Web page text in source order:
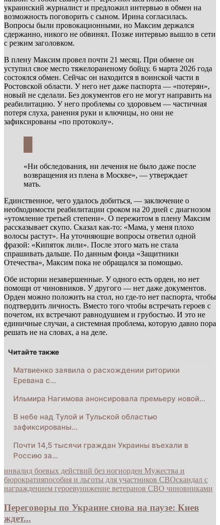
украинский журналист и предложил интервью в обмен на
возможность поговорить с сыном. Ирина согласилась.
Вопросы были провокационными, но Максим держался
сдержанно, никого не обвинял. Позже интервью вышло в сети
с резким заголовком.
В плену Максим провел почти 21 месяц. При обмене он
уступил свое место тяжелораненому бойцу. 6 марта 2026 года
состоялся обмен. Сейчас он находится в воинской части в
Ростовской области. У него нет даже паспорта — «потерян»,
новый не сделали. Без документов его не могут направить на
реабилитацию. У него проблемы со здоровьем — частичная
потеря слуха, ранения руки и ключицы, но они не
зафиксированы «по протоколу».
«Ни обследования, ни лечения не было даже после
возвращения из плена в Москве», — утверждает
мать.
Единственное, чего удалось добиться, — заключение о
необходимости реабилитации сроком на 20 дней с диагнозом
«утомление третьей степени». О пережитом в плену Максим
рассказывает скупо. Сказал как-то: «Мама, у меня плохо
волосы растут». На уточняющие вопросы ответил одной
фразой: «Кипяток лили». После этого мать не стала
спрашивать дальше. По данным фонда «Защитники
Отечества», Максим пока не обращался за помощью.
Обе истории незавершенные. У одного есть орден, но нет
помощи от чиновников. У другого — нет даже документов.
Орден можно положить на стол, но где-то нет паспорта, чтобы
подтвердить личность. Вместо того чтобы встречать героев с
почетом, их встречают равнодушием и грубостью. И это не
единичные случаи, а системная проблема, которую давно пора
решать не на словах, а на деле.
Читайте также
Матвиенко заявила о расхождении риторики
Еревана с…
Ильмира Нагимова анонсировала премьеру новой…
В небе над Тулой и Тульской областью
зафиксированы…
Почти 14,5 тысячи граждан Украины въехали в
Россию за…
инвалид боевых действий без ногиорден Мужества и
бюрократияпособия и льготы для участников СВОскандал с
награждением героевунижение ветеранов СВО чиновниками
Переговоры по Украине снова на паузе: Киев
ждет...